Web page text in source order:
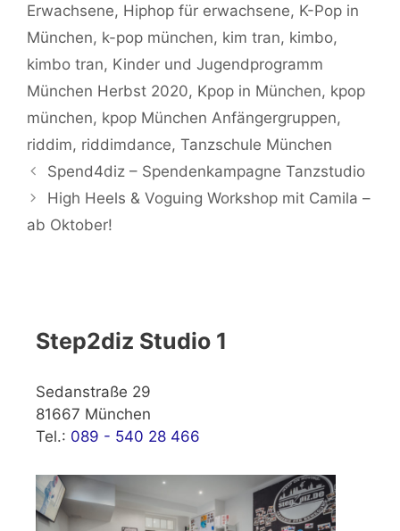
Erwachsene, Hiphop für erwachsene, K-Pop in
München, k-pop münchen, kim tran, kimbo,
kimbo tran, Kinder und Jugendprogramm
München Herbst 2020, Kpop in München, kpop
münchen, kpop München Anfängergruppen,
riddim, riddimdance, Tanzschule München
Spend4diz – Spendenkampagne Tanzstudio
High Heels & Voguing Workshop mit Camila –
ab Oktober!
Step2diz Studio 1
Sedanstraße 29
81667 München
Tel.: 089 - 540 28 466